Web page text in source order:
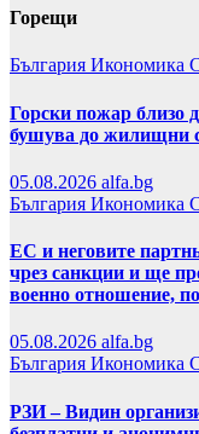
Горещи
България Икономика
Горски пожар близо
бушува до жилищни
05.08.2026 alfa.bg
България Икономика
ЕС и неговите
чрез санкции и ще
военно отношение,
05.08.2026 alfa.bg
България Икономика
РЗИ – Видин